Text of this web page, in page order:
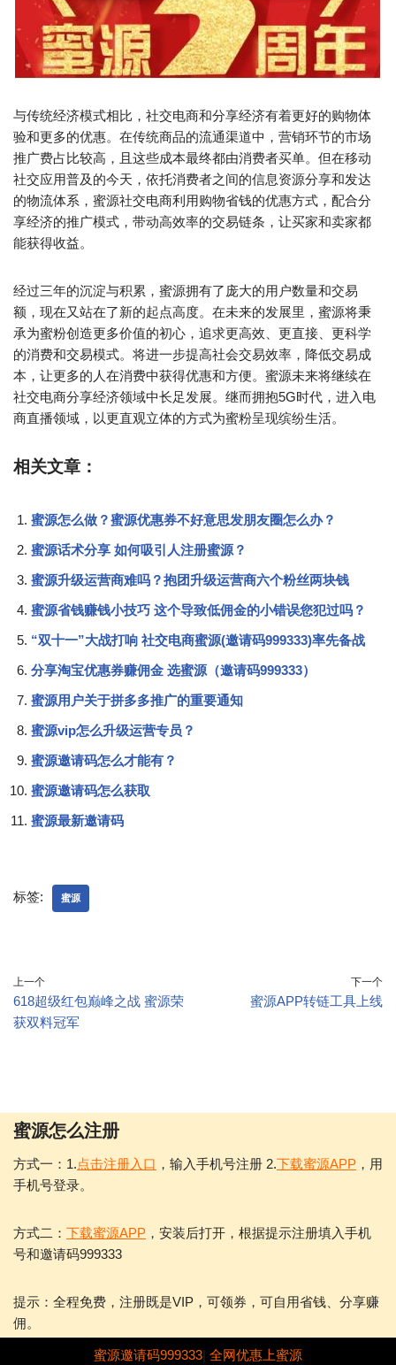
与传统经济模式相比，社交电商和分享经济有着更好的购物体
验和更多的优惠。在传统商品的流通渠道中，营销环节的市场
推广费占比较高，且这些成本最终都由消费者买单。但在移动
社交应用普及的今天，依托消费者之间的信息资源分享和发达
的物流体系，蜜源社交电商利用购物省钱的优惠方式，配合分
享经济的推广模式，带动高效率的交易链条，让买家和卖家都
能获得收益。
经过三年的沉淀与积累，蜜源拥有了庞大的用户数量和交易
额，现在又站在了新的起点高度。在未来的发展里，蜜源将秉
承为蜜粉创造更多价值的初心，追求更高效、更直接、更科学
的消费和交易模式。将进一步提高社会交易效率，降低交易成
本，让更多的人在消费中获得优惠和方便。蜜源未来将继续在
社交电商分享经济领域中长足发展。继而拥抱5G时代，进入电
商直播领域，以更直观立体的方式为蜜粉呈现缤纷生活。
相关文章：
蜜源怎么做？蜜源优惠券不好意思发朋友圈怎么办？
蜜源话术分享 如何吸引人注册蜜源？
蜜源升级运营商难吗？抱团升级运营商六个粉丝两块钱
蜜源省钱赚钱小技巧 这个导致低佣金的小错误您犯过吗？
“双十一”大战打响 社交电商蜜源(邀请码999333)率先备战
分享淘宝优惠券赚佣金 选蜜源（邀请码999333）
蜜源用户关于拼多多推广的重要通知
蜜源vip怎么升级运营专员？
蜜源邀请码怎么才能有？
蜜源邀请码怎么获取
蜜源最新邀请码
标签: 蜜源
上一个
618超级红包巅峰之战 蜜源荣
获双料冠军
下一个
蜜源APP转链工具上线
蜜源怎么注册
方式一：1.点击注册入口 ，输入手机号注册 2.下载蜜源APP ，用
手机号登录。
方式二： 下载蜜源APP ，安装后打开，根据提示注册填入手机
号和邀请码999333
提示：全程免费，注册既是VIP，可领券，可自用省钱、分享赚
佣。
蜜源邀请码999333| 全网优惠上蜜源